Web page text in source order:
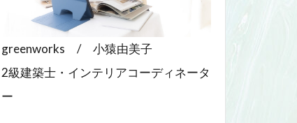
greenworks / 小猿由美子
2級建築士・インテリアコーディネータ
ー